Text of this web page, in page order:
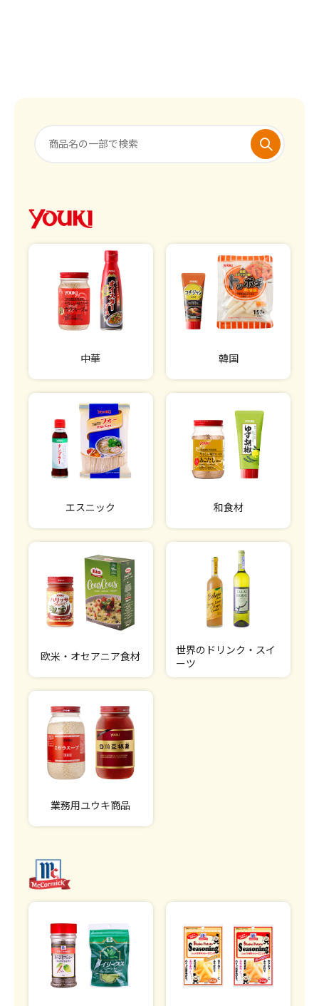
中華 韓国
エスニック 和食材
欧米・オセアニア食材
世界のドリンク・スイ
ーツ
業務用ユウキ商品